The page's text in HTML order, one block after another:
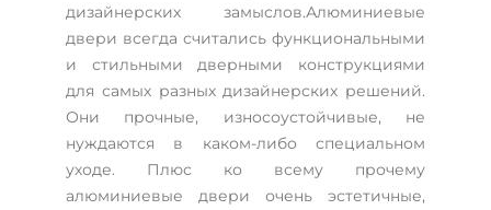
дизайнерских замыслов.Алюминиевые
двери всегда считались функциональными
и стильными дверными конструкциями
для самых разных дизайнерских решений.
Они прочные, износоустойчивые, не
нуждаются в каком-либо специальном
уходе. Плюс ко всему прочему
алюминиевые двери очень эстетичные,